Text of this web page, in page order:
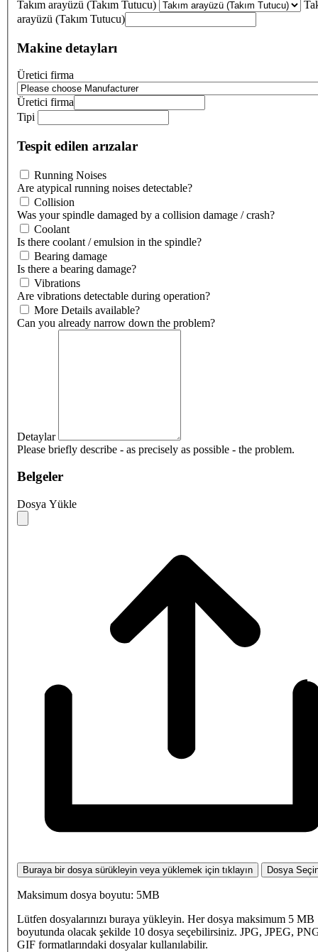
Takım arayüzü (Takım Tutucu)
arayüzü (Takım Tutucu)
Makine detayları
Üretici firma
Üretici firma
Tipi
Tespit edilen arızalar
Running Noises
Are atypical running noises detectable?
Collision
Was your spindle damaged by a collision damage / crash?
Coolant
Is there coolant / emulsion in the spindle?
Bearing damage
Is there a bearing damage?
Vibrations
Are vibrations detectable during operation?
More Details available?
Can you already narrow down the problem?
Detaylar
Please briefly describe - as precisely as possible - the problem.
Belgeler
Dosya Yükle
Buraya bir dosya sürükleyin veya yüklemek için tıklayın Dosya
Maksimum dosya boyutu: 5MB
Lütfen dosyalarınızı buraya yükleyin. Her dosya maksimum 5 MB
boyutunda olacak şekilde 10 dosya seçebilirsiniz. JPG, JPEG,
GIF formatlarındaki dosyalar kullanılabilir.